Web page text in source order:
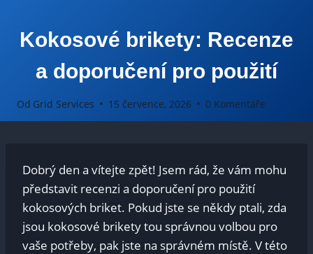
Kokosové brikety: Recenze
a doporučení pro použití
Od Grid Services 15 července, 2026 0 Komentáře
Dobrý den a vítejte zpět! Jsem rád, že vám mohu
představit recenzi a doporučení pro použití
kokosových briket. Pokud jste se někdy ptali, zda
jsou kokosové brikety tou správnou volbou pro
vaše potřeby, pak jste na správném místě. V této